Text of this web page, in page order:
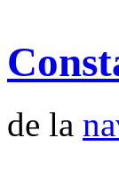
de la